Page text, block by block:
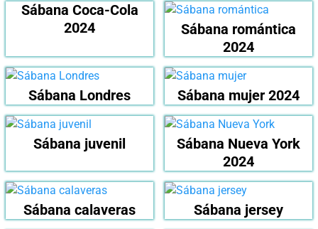
Sábana Coca-Cola
2024
Sábana romántica
2024
Sábana Londres Sábana mujer 2024
Sábana juvenil
Sábana Nueva York
2024
Sábana calaveras Sábana jersey